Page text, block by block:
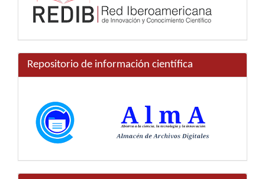
Repositorio de información científica